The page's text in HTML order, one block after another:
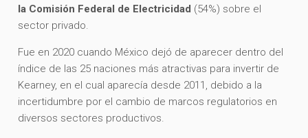
la Comisión Federal de Electricidad (54%) sobre el
sector privado.
Fue en 2020 cuando México dejó de aparecer dentro del
índice de las 25 naciones más atractivas para invertir de
Kearney, en el cual aparecía desde 2011, debido a la
incertidumbre por el cambio de marcos regulatorios en
diversos sectores productivos.